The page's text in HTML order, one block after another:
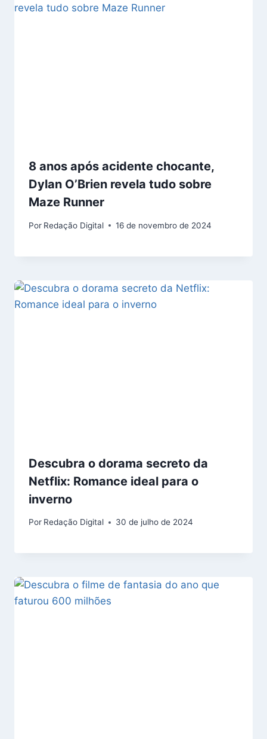
8 anos após acidente chocante,
Dylan O’Brien revela tudo sobre
Maze Runner
Por Redação Digital 16 de novembro de 2024
Descubra o dorama secreto da
Netflix: Romance ideal para o
inverno
Por Redação Digital 30 de julho de 2024